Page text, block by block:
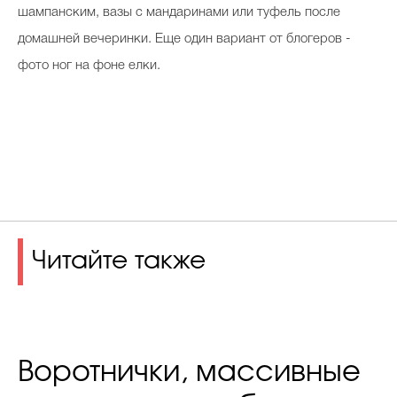
шампанским, вазы с мандаринами или туфель после
домашней вечеринки. Еще один вариант от блогеров -
фото ног на фоне елки.
Читайте также
Воротнички, массивные